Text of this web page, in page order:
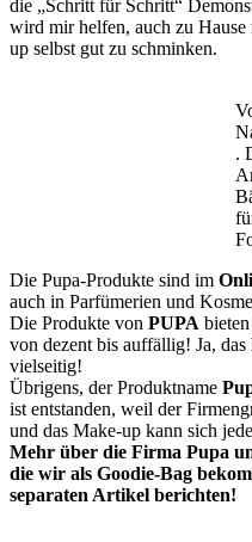
die „Schritt für Schritt“
wird mir helfen, auch zu Hause
up selbst gut zu schminken.
.
Die Pupa-Produkte sind im
auch in Parfümerien und
Die Produkte von PUPA
von dezent bis auffällig! Ja, das
vielseitig!
Übrigens, der Produktname
ist entstanden, weil der
und das Make-up kann sich
Mehr über die Firma Pupa
die wir als Goodie-Bag
separaten Artikel berichten!